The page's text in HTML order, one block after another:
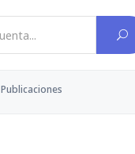
Publicaciones